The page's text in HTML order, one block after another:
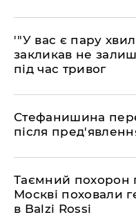
​'"У вас є пару
закликав не
під час тривог
​Стефанишина
після
​Таємний похорон
Москві поховали
в Balzi Rossi